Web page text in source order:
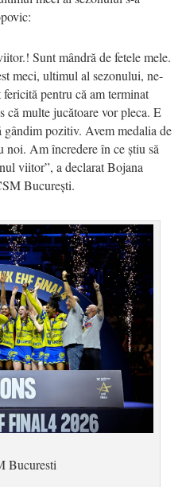
Sunt mândră de fetele mele.
meci, ultimul al sezonului, ne-
pentru că am terminat
că multe jucătoare vor pleca. E
gândim pozitiv. Avem medalia de
noi. Am încredere în ce știu să
viitor”, a declarat Bojana
București.
Bucuresti